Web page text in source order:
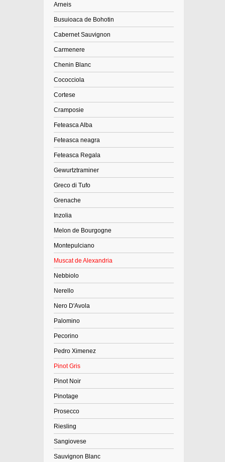
Arneis
Busuioaca de Bohotin
Cabernet Sauvignon
Carmenere
Chenin Blanc
Cococciola
Cortese
Cramposie
Feteasca Alba
Feteasca neagra
Feteasca Regala
Gewurtztraminer
Greco di Tufo
Grenache
Inzolia
Melon de Bourgogne
Montepulciano
Muscat de Alexandria
Nebbiolo
Nerello
Nero D'Avola
Palomino
Pecorino
Pedro Ximenez
Pinot Gris
Pinot Noir
Pinotage
Prosecco
Riesling
Sangiovese
Sauvignon Blanc